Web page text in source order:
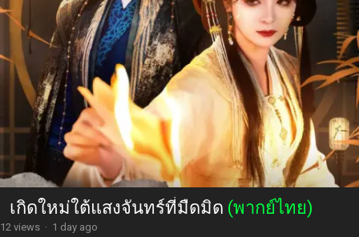
เกิดใหม่ใต้แสงจันทร์ที่มืดมิด (พากย์ไทย)
12 views · 1 day ago